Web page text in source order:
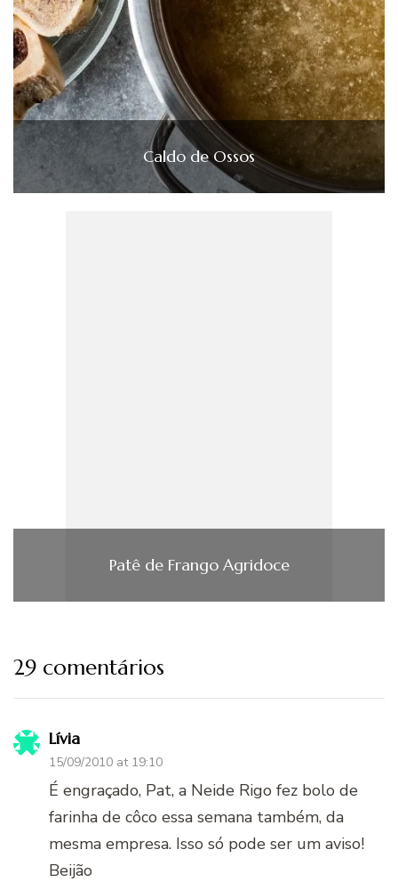
Caldo de Ossos
Patê de Frango Agridoce
29 comentários
Lívia
15/09/2010 at 19:10
É engraçado, Pat, a Neide Rigo fez bolo de
farinha de côco essa semana também, da
mesma empresa. Isso só pode ser um aviso!
Beijão